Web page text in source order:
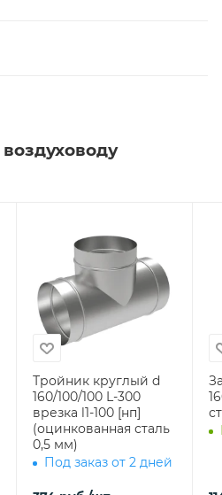
Тройник круглый d
160/100/100 L-300
врезка l1-100 [нп]
(оцинкованная сталь
0,5 мм)
Под заказ от 2 дней
160